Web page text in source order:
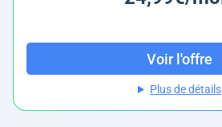
Voir l'offre
Plus de détails